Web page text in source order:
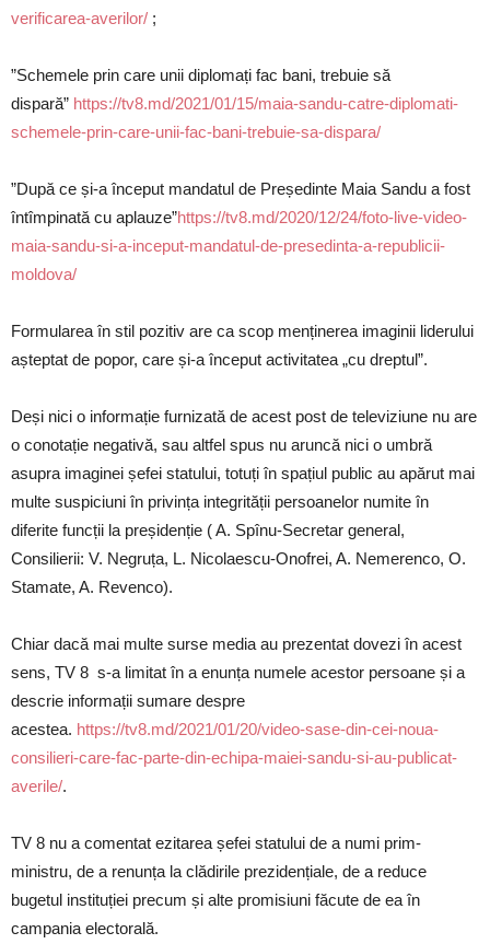
verificarea-averilor/ ;
”Schemele prin care unii diplomați fac bani, trebuie să
dispară” https://tv8.md/2021/01/15/maia-sandu-catre-diplomati-
schemele-prin-care-unii-fac-bani-trebuie-sa-dispara/
”După ce și-a început mandatul de Președinte Maia Sandu a fost
întîmpinată cu aplauze”https://tv8.md/2020/12/24/foto-live-video-
maia-sandu-si-a-inceput-mandatul-de-presedinta-a-republicii-
moldova/
Formularea în stil pozitiv are ca scop menținerea imaginii liderului
așteptat de popor, care și-a început activitatea „cu dreptul”.
Deși nici o informație furnizată de acest post de televiziune nu are
o conotație negativă, sau altfel spus nu aruncă nici o umbră
asupra imaginei șefei statului, totuți în spațiul public au apărut mai
multe suspiciuni în privința integrității persoanelor numite în
diferite funcții la preșidenție ( A. Spînu-Secretar general,
Consilierii: V. Negruța, L. Nicolaescu-Onofrei, A. Nemerenco, O.
Stamate, A. Revenco).
Chiar dacă mai multe surse media au prezentat dovezi în acest
sens, TV 8 s-a limitat în a enunța numele acestor persoane și a
descrie informații sumare despre
acestea. https://tv8.md/2021/01/20/video-sase-din-cei-noua-
consilieri-care-fac-parte-din-echipa-maiei-sandu-si-au-publicat-
averile/.
TV 8 nu a comentat ezitarea șefei statului de a numi prim-
ministru, de a renunța la clădirile prezidențiale, de a reduce
bugetul instituției precum și alte promisiuni făcute de ea în
campania electorală.